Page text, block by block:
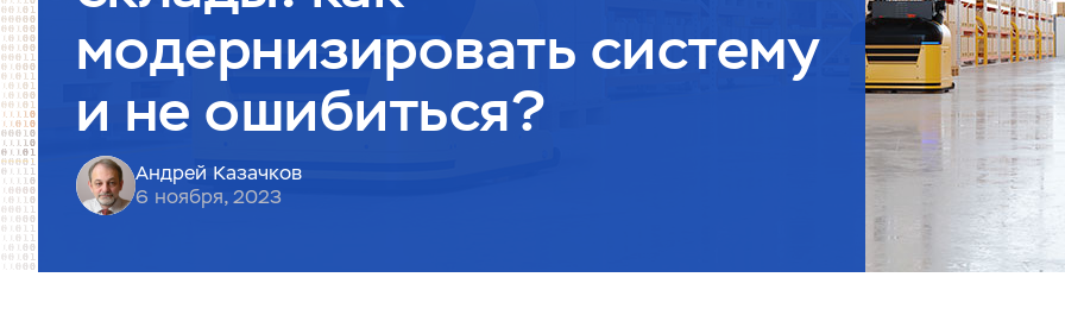
модернизировать систему
и не ошибиться?
Андрей Казачков
6 ноября, 2023